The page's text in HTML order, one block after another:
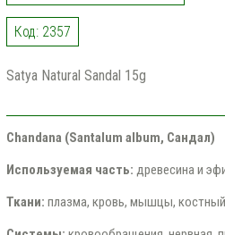
Код: 2357
Satya Natural Sandal 15g
Chandana (Santalum album, Сандал)
Используемая часть: древесина и
Ткани: плазма, кровь, мышцы, костный